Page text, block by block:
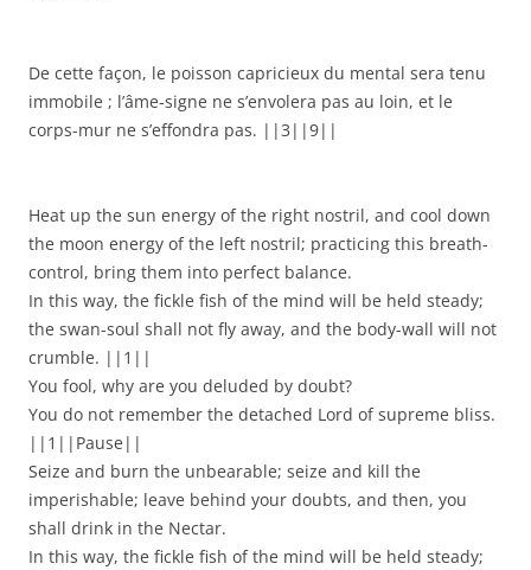
De cette façon, le poisson capricieux du mental sera tenu
immobile ; l’âme-signe ne s’envolera pas au loin, et le
corps-mur ne s’effondra pas. ||3||9||
Heat up the sun energy of the right nostril, and cool down
the moon energy of the left nostril; practicing this breath-
control, bring them into perfect balance.
In this way, the fickle fish of the mind will be held steady;
the swan-soul shall not fly away, and the body-wall will not
crumble. ||1||
You fool, why are you deluded by doubt?
You do not remember the detached Lord of supreme bliss.
||1||Pause||
Seize and burn the unbearable; seize and kill the
imperishable; leave behind your doubts, and then, you
shall drink in the Nectar.
In this way, the fickle fish of the mind will be held steady;